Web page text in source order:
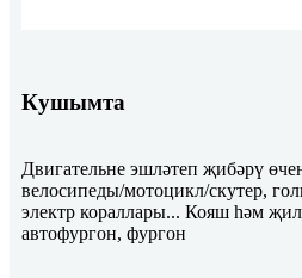
Кушымта
Двигательне эшләтеп җибәрү
велосипеды/мотоцикл/скутер,
электр кораллары... Кояш һәм
автофургон, фургон